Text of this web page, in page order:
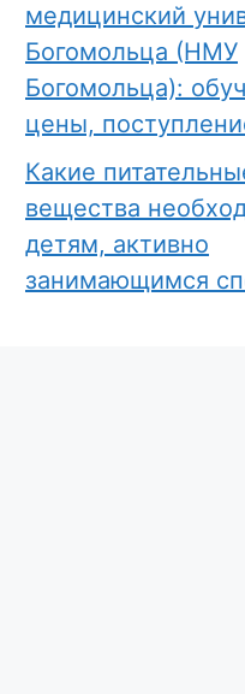
медицинский
Богомольца (НМУ
Богомольца):
цены,
Какие
вещества
детям, активно
занимающимся